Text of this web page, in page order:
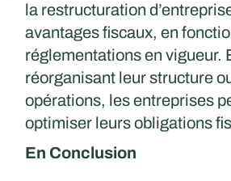
la restructuration
avantages fiscaux, en
réglementations en vigueur.
réorganisant leur structure
opérations, les entreprises
optimiser leurs obligations
En Conclusion